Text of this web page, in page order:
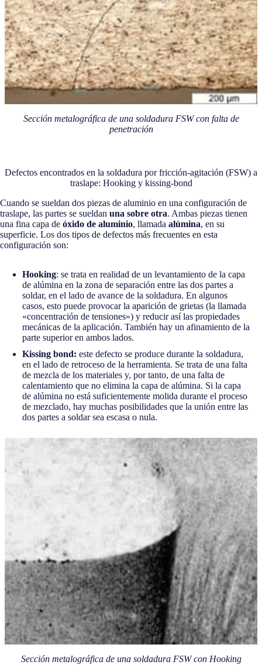
Sección metalográfica de una soldadura FSW con falta de
penetración
Defectos encontrados en la soldadura por fricción-agitación (FSW) a
traslape: Hooking y kissing-bond
Cuando se sueldan dos piezas de aluminio en una configuración de
traslape, las partes se sueldan una sobre otra. Ambas piezas tienen
una fina capa de óxido de aluminio, llamada alúmina, en su
superficie. Los dos tipos de defectos más frecuentes en esta
configuración son:
Hooking: se trata en realidad de un levantamiento de la capa
de alúmina en la zona de separación entre las dos partes a
soldar, en el lado de avance de la soldadura. En algunos
casos, esto puede provocar la aparición de grietas (la llamada
«concentración de tensiones») y reducir así las propiedades
mecánicas de la aplicación. También hay un afinamiento de la
parte superior en ambos lados.
Kissing bond: este defecto se produce durante la soldadura,
en el lado de retroceso de la herramienta. Se trata de una falta
de mezcla de los materiales y, por tanto, de una falta de
calentamiento que no elimina la capa de alúmina. Si la capa
de alúmina no está suficientemente molida durante el proceso
de mezclado, hay muchas posibilidades que la unión entre las
dos partes a soldar sea escasa o nula.
Sección metalográfica de una soldadura FSW con Hooking